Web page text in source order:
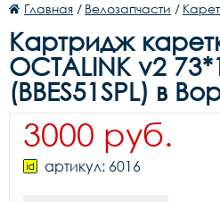
Главная / Велозапчасти /
Картридж
OCTALINK v2
(BBES51SPL) в
3000 руб.
артикул: 6016